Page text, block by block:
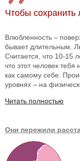
Чтобы сохранить
Влюбленность –
бывает длительным.
Считается, что 10-15
что этот человек
как самому себе.
уровнях – на
Читать полностью
Они пережили